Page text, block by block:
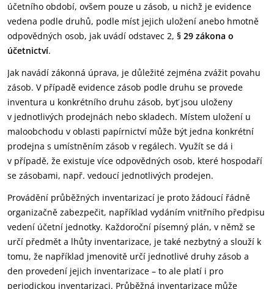
účetního období, ovšem pouze u zásob, u nichž je evidence
vedena podle druhů, podle míst jejich uložení anebo hmotně
odpovědných osob, jak uvádí odstavec 2, § 29 zákona o
účetnictví.
Jak navádí zákonná úprava, je důležité zejména zvážit povahu
zásob. V případě evidence zásob podle druhu se provede
inventura u konkrétního druhu zásob, byť jsou uloženy
v jednotlivých prodejnách nebo skladech. Místem uložení u
maloobchodu v oblasti papírnictví může být jedna konkrétní
prodejna s umístněním zásob v regálech. Využít se dá i
v případě, že existuje více odpovědných osob, které hospodaří
se zásobami, např. vedoucí jednotlivých prodejen.
Provádění průběžných inventarizací je proto žádoucí řádně
organizačně zabezpečit, například vydáním vnitřního předpisu
vedení účetní jednotky. Každoroční písemný plán, v němž se
určí předmět a lhůty inventarizace, je také nezbytný a slouží k
tomu, že například jmenovitě určí jednotlivé druhy zásob a
den provedení jejich inventarizace – to ale platí i pro
periodickou inventarizaci. Průběžná inventarizace může